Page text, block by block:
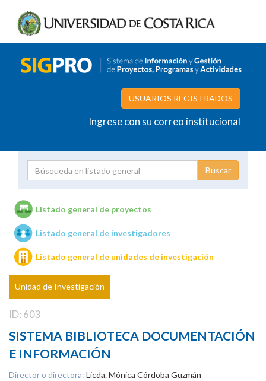
USUARIOS REGISTRADOS
Ingrese con su correo institucional
Unidades de investigación
Listado general de proyectos
Listado general de investigadores
Listado general de unidades de investigación
Unidad de Investigación
ID: 603
SISTEMA BIBLIOTECA DOCUMENTACIÓN
E INFORMACIÓN
Director o directora: Licda. Mónica Córdoba Guzmán